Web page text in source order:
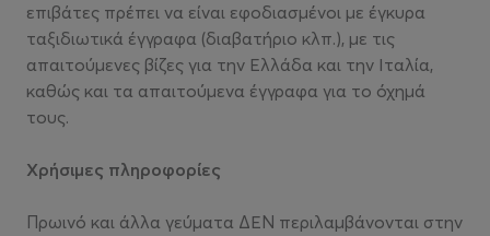
επιβάτες πρέπει να είναι εφοδιασμένοι με έγκυρα
ταξιδιωτικά έγγραφα (διαβατήριο κλπ.), με τις
απαιτούμενες βίζες για την Ελλάδα και την Ιταλία,
καθώς και τα απαιτούμενα έγγραφα για το όχημά
τους.
Χρήσιμες πληροφορίες
Πρωινό και άλλα γεύματα ΔΕΝ περιλαμβάνονται στην